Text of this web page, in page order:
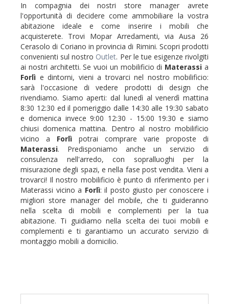
In compagnia dei nostri store manager avrete
l'opportunità di decidere come ammobiliare la vostra
abitazione ideale e come inserire i mobili che
acquisterete. Trovi Mopar Arredamenti, via Ausa 26
Cerasolo di Coriano in provincia di Rimini. Scopri prodotti
convenienti sul nostro Outlet. Per le tue esigenze rivolgiti
ai nostri architetti. Se vuoi un mobilificio di Materassi a
Forlì e dintorni, vieni a trovarci nel nostro mobilificio:
sarà l'occasione di vedere prodotti di design che
rivendiamo. Siamo aperti: dal lunedì al venerdì mattina
8:30 12:30 ed il pomeriggio dalle 14:30 alle 19:30 sabato
e domenica invece 9:00 12:30 - 15:00 19:30 e siamo
chiusi domenica mattina. Dentro al nostro mobilificio
vicino a Forlì potrai comprare varie proposte di
Materassi. Predisponiamo anche un servizio di
consulenza nell'arredo, con sopralluoghi per la
misurazione degli spazi, e nella fase post vendita. Vieni a
trovarci! Il nostro mobilificio è punto di riferimento per i
Materassi vicino a Forlì: il posto giusto per conoscere i
migliori store manager del mobile, che ti guideranno
nella scelta di mobili e complementi per la tua
abitazione. Ti guidiamo nella scelta dei tuoi mobili e
complementi e ti garantiamo un accurato servizio di
montaggio mobili a domicilio.